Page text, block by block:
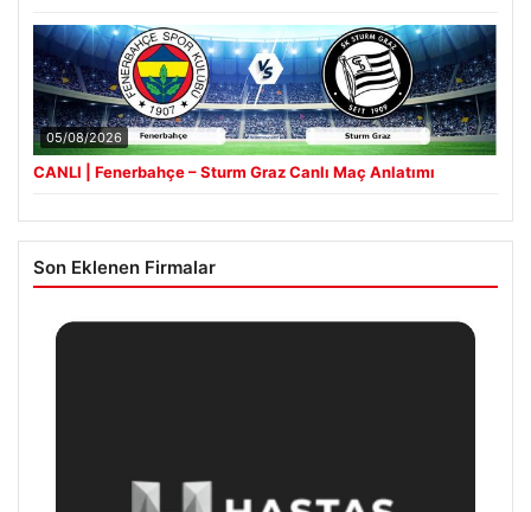
05/08/2026
CANLI | Fenerbahçe – Sturm Graz Canlı Maç Anlatımı
Son Eklenen Firmalar